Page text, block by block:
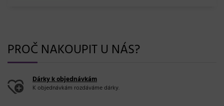
PROČ NAKOUPIT U NÁS?
Dárky k objednávkám
K objednávkám rozdáváme dárky.